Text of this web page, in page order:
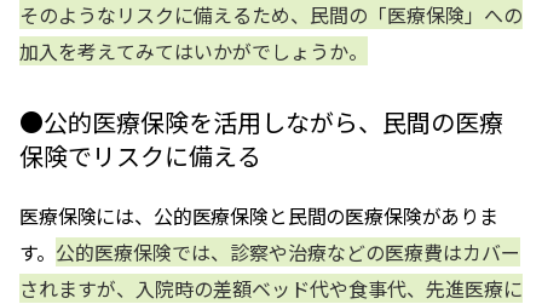
そのようなリスクに備えるため、民間の「医療保険」への
加入を考えてみてはいかがでしょうか。
●公的医療保険を活用しながら、民間の医療
保険でリスクに備える
医療保険には、公的医療保険と民間の医療保険がありま
す。 公的医療保険では、診察や治療などの医療費はカバー
されますが、入院時の差額ベッド代や食事代、先進医療に